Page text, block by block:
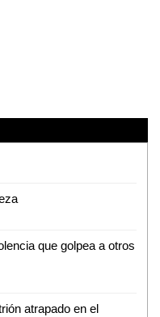
que golpea a otros
atrapado en el